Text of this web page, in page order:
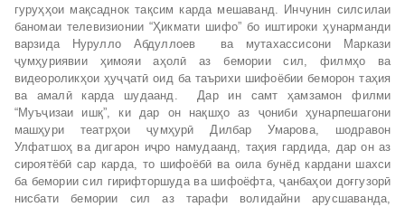
гуруҳҳои мақсаднок тақсим карда мешаванд. Инчунин силсилаи
баномаи телевизионии “Ҳикмати шифо” бо иштироки ҳунарманди
варзида Нурулло Абдуллоев ва мутахассисони Маркази
ҷумҳуриявии ҳимояи аҳолӣ аз бемории сил, филмҳо ва
видеороликҳои ҳуҷҷатӣ оид ба таърихи шифоёбии беморон таҳия
ва амалӣ карда шудаанд. Дар ин самт ҳамзамон филми
“Муъҷизаи ишқ”, ки дар он нақшҳо аз ҷониби ҳунарпешагони
машҳури театрҳои ҷумҳурӣ Дилбар Умарова, шодравон
Улфатшоҳ ва дигарон иҷро намудаанд, таҳия гардида, дар он аз
сироятёбӣ сар карда, то шифоёбӣ ва оила бунёд кардани шахси
ба бемории сил гирифторшуда ва шифоёфта, ҷанбаҳои доғгузорӣ
нисбати бемории сил аз тарафи волидайни арусшаванда,